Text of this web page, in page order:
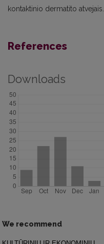
kontaktinio dermatito atvejais.
References
Downloads
We recommend